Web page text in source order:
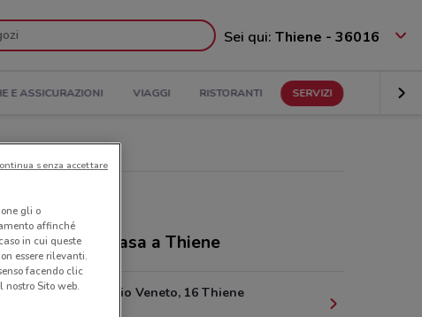
Sei qui: Thiene - 36016
E ASSICURAZIONI VIAGGI RISTORANTI SERVIZI
Negozi Tempocasa a Thiene
Viale Vittorio Veneto, 16 Thiene
gli o
affinché
in cui queste
essere rilevanti.
facendo clic
Sito web.
senza accettare